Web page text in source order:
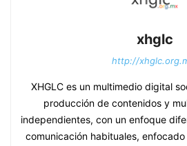
xhglc
http://
XHGLC es un multimedio digital
producción de contenidos y
independientes, con un enfoque
comunicación habituales,